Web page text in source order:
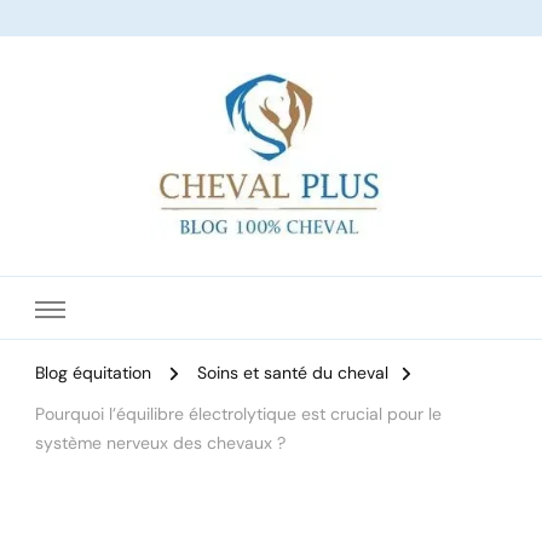
Blog équitation
Soins et santé du cheval
Pourquoi l’équilibre électrolytique est crucial pour le
système nerveux des chevaux ?